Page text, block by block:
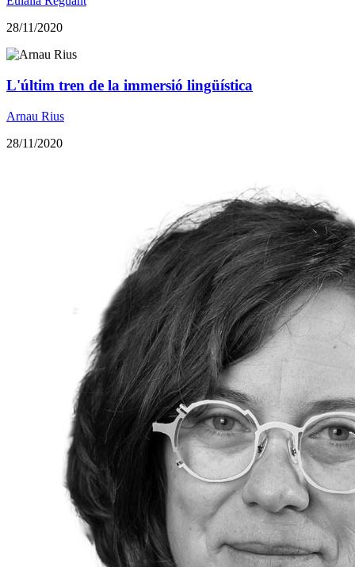
28/11/2020
​L'últim tren de la immersió lingüística
Arnau Rius
28/11/2020